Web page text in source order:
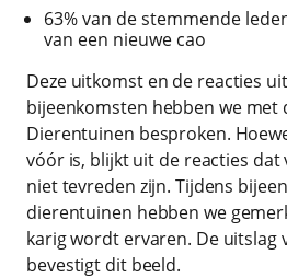
63% van de stemmende
van een nieuwe cao
Deze uitkomst en de reacties
bijeenkomsten hebben we met
Dierentuinen besproken.
vóór is, blijkt uit de reacties dat
niet tevreden zijn. Tijdens
dierentuinen hebben we
karig wordt ervaren. De uitslag
bevestigt dit beeld.